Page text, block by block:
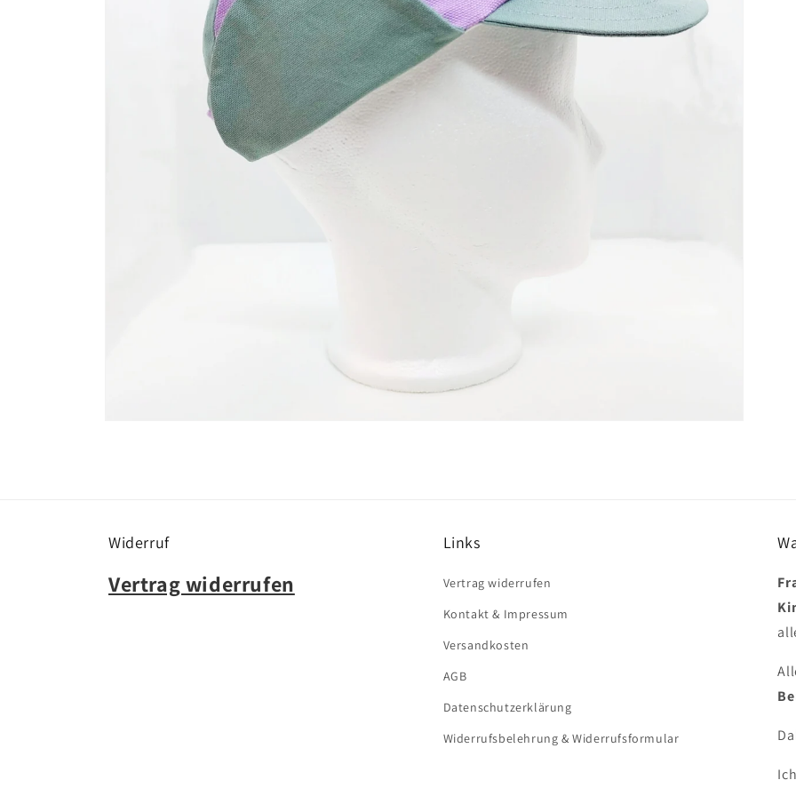
Widerruf
Vertrag widerrufen
Links
Vertrag widerrufen
Kontakt & Impressum
Versandkosten
AGB
Datenschutzerklärung
Widerrufsbelehrung & Widerrufsformular